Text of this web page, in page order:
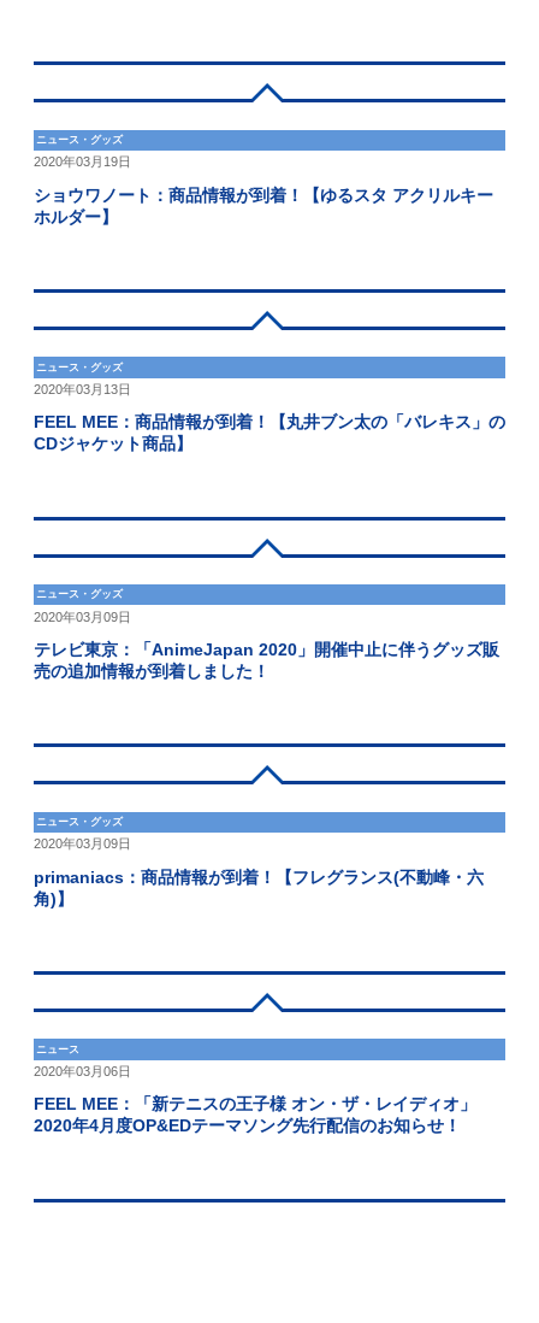
ニュース・グッズ
2020年03月19日
ショウワノート：商品情報が到着！【ゆるスタ アクリルキー
ホルダー】
ニュース・グッズ
2020年03月13日
FEEL MEE：商品情報が到着！【丸井ブン太の「バレキス」の
CDジャケット商品】
ニュース・グッズ
2020年03月09日
テレビ東京：「AnimeJapan 2020」開催中止に伴うグッズ販
売の追加情報が到着しました！
ニュース・グッズ
2020年03月09日
primaniacs：商品情報が到着！【フレグランス(不動峰・六
角)】
ニュース
2020年03月06日
FEEL MEE：「新テニスの王子様 オン・ザ・レイディオ」
2020年4月度OP&EDテーマソング先行配信のお知らせ！